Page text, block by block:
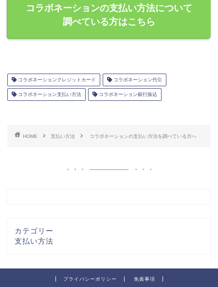
コラボネーションの支払い方法について
調べている方はこちら
コラボネーションクレジットカード コラボネーション代引
コラボネーション支払い方法 コラボネーション銀行振込
HOME 支払い方法 コラボネーションの支払い方法を調べている方へ
カテゴリー
支払い方法
プライバシーポリシー 免責事項